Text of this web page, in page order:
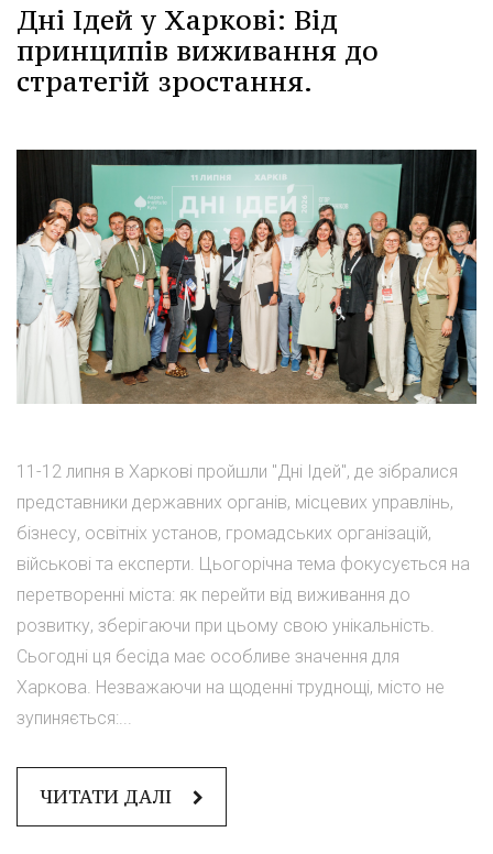
Дні Ідей у Харкові: Від
принципів виживання до
стратегій зростання.
11-12 липня в Харкові пройшли "Дні Ідей", де зібралися
представники державних органів, місцевих управлінь,
бізнесу, освітніх установ, громадських організацій,
військові та експерти. Цьогорічна тема фокусується на
перетворенні міста: як перейти від виживання до
розвитку, зберігаючи при цьому свою унікальність.
Сьогодні ця бесіда має особливе значення для
Харкова. Незважаючи на щоденні труднощі, місто не
зупиняється:...
ЧИТАТИ ДАЛІ